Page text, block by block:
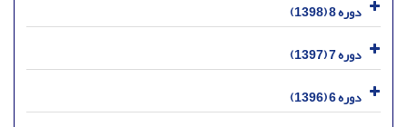
دوره 8 (1398)
دوره 7 (1397)
دوره 6 (1396)